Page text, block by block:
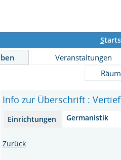
S
Veranstaltungen
Info zur Überschrift :
Einrichtungen Germanistik
Zurück